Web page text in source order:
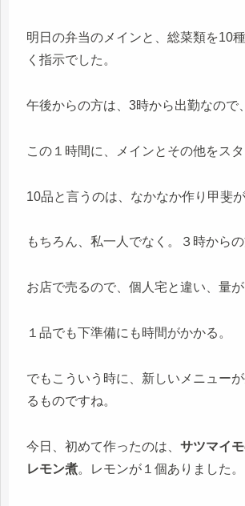
明日の弁当のメインと、総菜類を10
く指示でした。
午後からの方は、3時から出勤なので、
この１時間に、メインとその他をスタ
10品と言うのは、なかなか作り甲斐
もちろん、私一人でなく。３時からの
お店で売るので、個人宅と違い、量が
１品でも下準備にも時間がかかる。
でもこういう時に、新しいメニュー
るものですね。
今日、初めて作ったのは、 サツマイモ
レモン煮。レモンが１個ありました。